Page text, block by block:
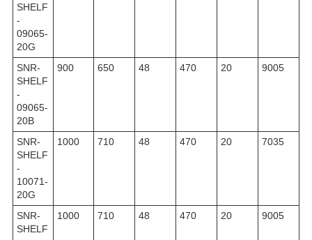
SHELF
-
09065-
20G
SNR-
SHELF
-
09065-
20B
900 650 48 470 20 9005
SNR-
SHELF
-
10071-
20G
1000 710 48 470 20 7035
SNR-
SHELF
1000 710 48 470 20 9005